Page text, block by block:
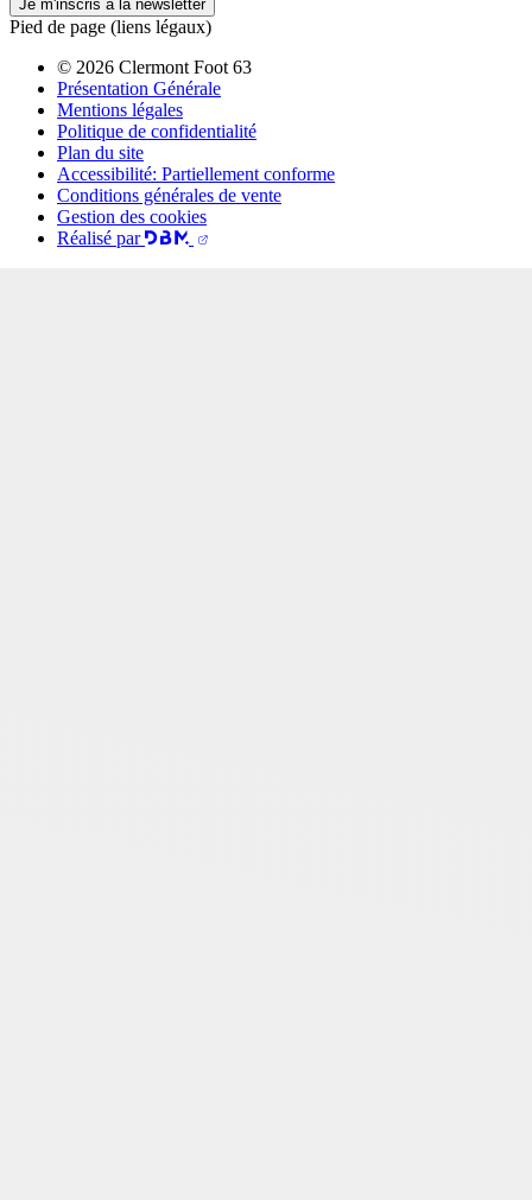
Je m'inscris à la newsletter
Pied de page (liens légaux)
© 2026 Clermont Foot 63
Présentation Générale
Mentions légales
Politique de confidentialité
Plan du site
Accessibilité: Partiellement conforme
Conditions générales de vente
Gestion des cookies
Réalisé par